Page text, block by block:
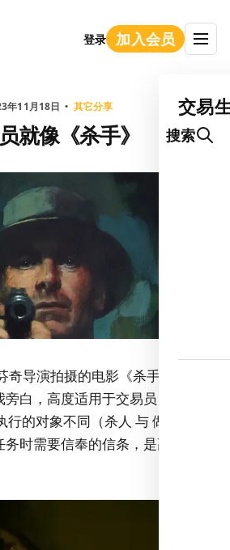
登录 加入会员
交易
搜索
年11月18日 其它分享
就像《杀手》
导演拍摄的电影《杀手》，其中
白，高度适用于交易员，Killer
行的对象不同（杀人 与 做交
时需要信奉的信条，是高度一致